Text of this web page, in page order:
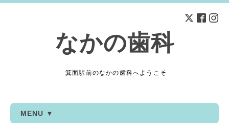
なかの歯科
箕面駅前のなかの歯科へようこそ
MENU ▼